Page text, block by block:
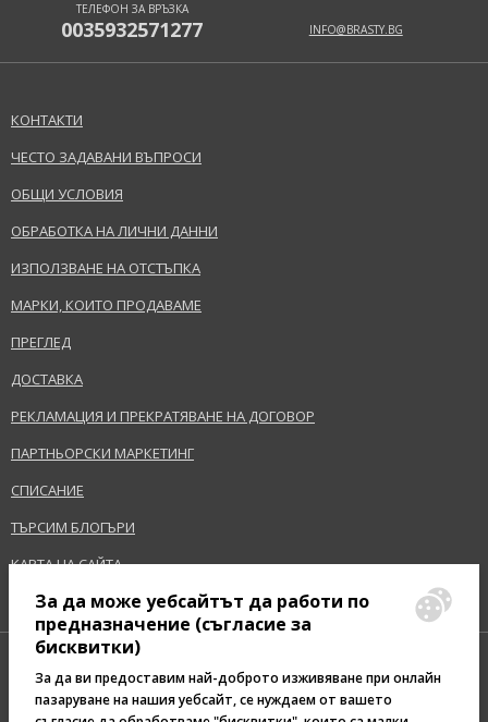
ТЕЛЕФОН ЗА ВРЪЗКА
0035932571277 INFO@BRASTY.BG
КОНТАКТИ
ЧЕСТО ЗАДАВАНИ ВЪПРОСИ
ОБЩИ УСЛОВИЯ
ОБРАБОТКА НА ЛИЧНИ ДАННИ
ИЗПОЛЗВАНЕ НА ОТСТЪПКА
МАРКИ, КОИТО ПРОДАВАМЕ
ПРЕГЛЕД
ДОСТАВКА
РЕКЛАМАЦИЯ И ПРЕКРАТЯВАНЕ НА ДОГОВОР
ПАРТНЬОРСКИ МАРКЕТИНГ
СПИСАНИЕ
ТЪРСИМ БЛОГЪРИ
КАРТА НА САЙТА
За да може уебсайтът да работи по
предназначение (съгласие за
бисквитки)
За да ви предоставим най-доброто изживяване при онлайн
пазаруване на нашия уебсайт, се нуждаем от вашето